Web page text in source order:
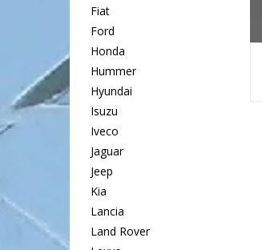
Fiat
Ford
Honda
Hummer
Hyundai
Isuzu
Iveco
Jaguar
Jeep
Kia
Lancia
Land Rover